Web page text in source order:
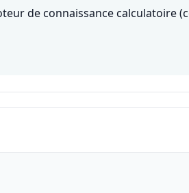
de connaissance calculatoire